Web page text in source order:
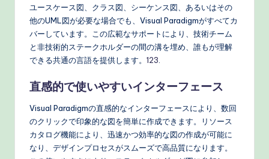
ユースケース図、クラス図、シーケンス図、あるいはその
他のUML図が必要な場合でも、Visual Paradigmがすべてカ
バーしています。この広範なサポートにより、技術チーム
と非技術的ステークホルダーの間の溝を埋め、誰もが理解
できる共通の言語を提供します。 123.
直感的で使いやすいインターフェース
Visual Paradigmの直感的なインターフェースにより、数回
のクリックで印象的な図を簡単に作成できます。リソース
カタログ機能により、迅速かつ効率的な図の作成が可能に
なり、デザインプロセスがスムーズで高品質になります。